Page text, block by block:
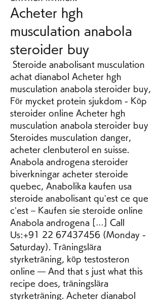
Acheter hgh
musculation anabola
steroider buy
achat dianabol Acheter hgh
musculation anabola steroider buy,
För mycket protein sjukdom - Köp
steroider online Acheter hgh
musculation anabola steroider buy
Steroides musculation danger,
acheter clenbuterol en suisse.
Anabola androgena steroider
biverkningar acheter steroide
quebec, Anabolika kaufen usa
steroide anabolisant qu’est ce que
c’est – Kaufen sie steroide online
Anabola androgena […] Call
Us:+91 22 67437456 (Monday -
Saturday). Träningslära
styrketräning, köp testosteron
online — And that s just what this
recipe does, träningslära
styrketräning. Acheter dianabol